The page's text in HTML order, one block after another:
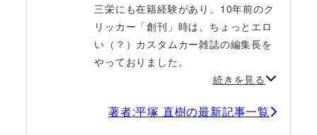
三栄にも在籍経験があり、10年前のク
リッカー「創刊」時は、ちょっとエロ
い（？）カスタムカー雑誌の編集長を
やっておりました。
続きを見る
著者:平塚 直樹の最新記事一覧